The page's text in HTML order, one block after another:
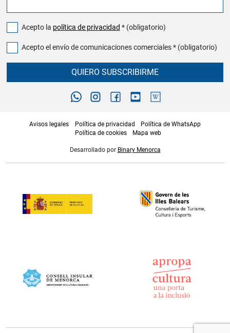
Acepto la política de privacidad * (obligatorio)
Acepto el envío de comunicaciones comerciales * (obligatorio)
QUIERO SUBSCRIBIRME
Avisos legales Política de privacidad
Política de WhatsApp
Política de cookies
Mapa web
Desarrollado por Binary Menorca